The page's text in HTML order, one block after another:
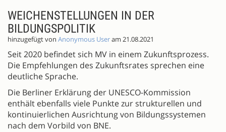
WEICHENSTELLUNGEN IN DER
BILDUNGSPOLITIK
hinzugefügt von Anonymous Useram 21.08.2021
Seit 2020 befindet sich MV in einem Zukunftsprozess.
Die Empfehlungen des Zukunftsrates sprechen eine
deutliche Sprache.
Die Berliner Erklärung der UNESCO-Kommission
enthält ebenfalls viele Punkte zur strukturellen und
kontinuierlichen Ausrichtung von Bildungssystemen
nach dem Vorbild von BNE.